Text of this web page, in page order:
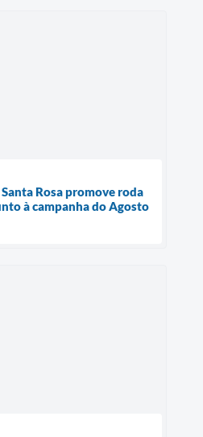
Rosa promove roda
à campanha do Agosto